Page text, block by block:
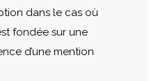
dans le cas où
fondée sur une
d’une mention